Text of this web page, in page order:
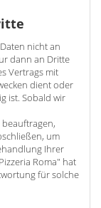
nicht an
dann an Dritte
Vertrags mit
dient oder
ist. Sobald wir
um
Ihrer
Roma" hat
für solche